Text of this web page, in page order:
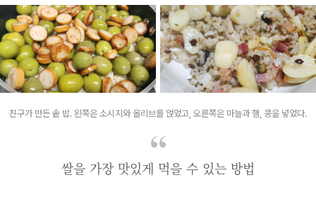
친구가 만든 솥 밥. 왼쪽은 소시지와 올리브를 얹었고, 오른쪽은 마늘과 햄, 콩을 넣었다.
쌀을 가장 맛있게 먹을 수 있는 방법